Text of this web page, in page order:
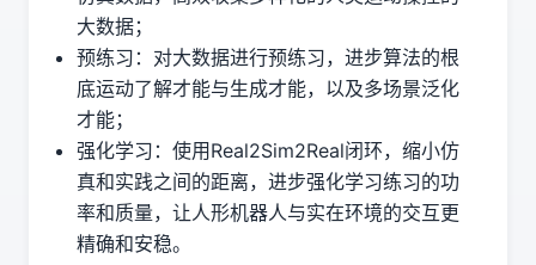
大数据；
预练习：对大数据进行预练习，进步算法的根
底运动了解才能与生成才能，以及多场景泛化
才能；
强化学习：使用Real2Sim2Real闭环，缩小仿
真和实践之间的距离，进步强化学习练习的功
率和质量，让人形机器人与实在环境的交互更
精确和安稳。